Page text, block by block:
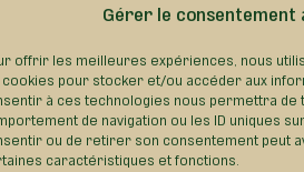
Gérer le consentement
offrir les meilleures expériences, nous
cookies pour stocker et/ou accéder aux
à ces technologies nous permettra
de navigation ou les ID uniques
ou de retirer son consentement peut
caractéristiques et fonctions.
REVENIR AU